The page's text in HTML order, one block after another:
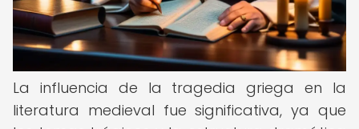
La influencia de la tragedia griega en la
literatura medieval fue significativa, ya que